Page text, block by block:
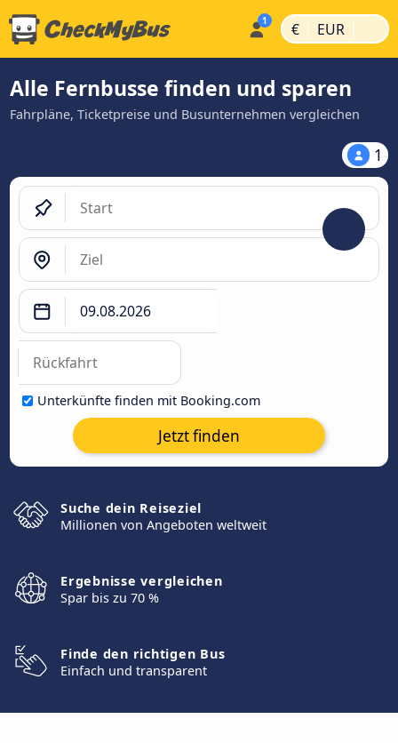
€ | EUR |
Alle Fernbusse finden und sparen
Fahrpläne, Ticketpreise und Busunternehmen vergleichen
1
Unterkünfte finden mit Booking.com
Jetzt finden
Suche dein Reiseziel
Millionen von Angeboten weltweit
Ergebnisse vergleichen
Spar bis zu 70 %
Finde den richtigen Bus
Einfach und transparent